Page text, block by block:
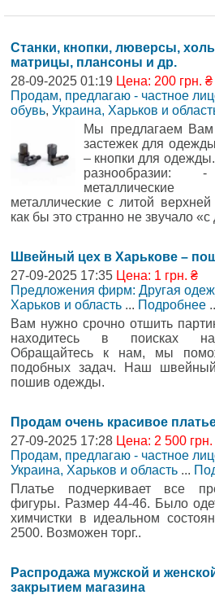
Станки, кнопки, люверсы,
матрицы, плансоны и др.
28-09-2025 01:19 Цена: 200 грн. ₴
Продам, предлагаю - частное
обувь, Украина, Харьков и
Мы предлагаем Вам
застежек для
– кнопки для
металлические с литой
как бы это странно не звучало
Швейный цех в Харькове –
27-09-2025 17:35 Цена: 1 грн. ₴
Предложения фирм: Другая
Харьков и область ... Подробнее
Вам нужно срочно отшить
находитесь в поисках
Обращайтесь к нам, мы
подобных задач. Наш
пошив одежды.
Продам очень красивое
27-09-2025 17:28 Цена: 2 500 грн.
Продам, предлагаю - частное
Украина, Харьков и область ...
Платье подчеркивает все
фигуры. Размер 44-46. Было
химчистки в идеальном
2500. Возможен торг..
Распродажа мужской и
закрытием магазина